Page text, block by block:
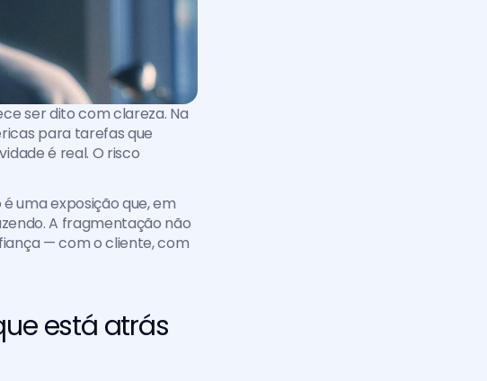
ser dito com clareza. Na
para tarefas que
é real. O risco
uma exposição que, em
A fragmentação não
— com o cliente, com
está atrás